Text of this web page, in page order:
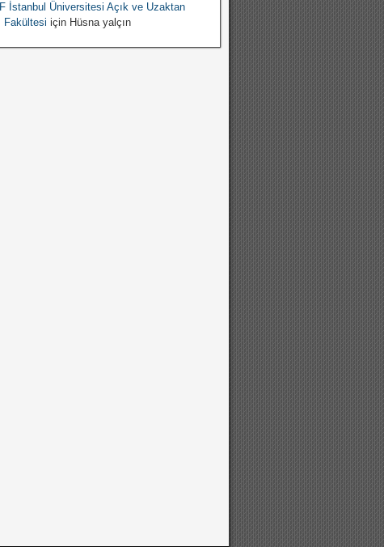
İstanbul Üniversitesi Açık ve Uzaktan
Fakültesi için Hüsna yalçın